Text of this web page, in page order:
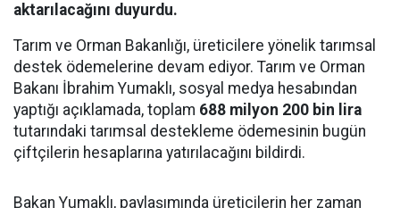
aktarılacağını duyurdu.
Tarım ve Orman Bakanlığı, üreticilere yönelik tarımsal
destek ödemelerine devam ediyor. Tarım ve Orman
Bakanı İbrahim Yumaklı, sosyal medya hesabından
yaptığı açıklamada, toplam 688 milyon 200 bin lira
tutarındaki tarımsal destekleme ödemesinin bugün
çiftçilerin hesaplarına yatırılacağını bildirdi.
Bakan Yumaklı, paylaşımında üreticilerin her zaman